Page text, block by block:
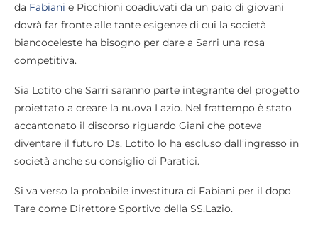
da Fabiani e Picchioni coadiuvati da un paio di giovani
dovrà far fronte alle tante esigenze di cui la società
biancoceleste ha bisogno per dare a Sarri una rosa
competitiva.
Sia Lotito che Sarri saranno parte integrante del progetto
proiettato a creare la nuova Lazio. Nel frattempo è stato
accantonato il discorso riguardo Giani che poteva
diventare il futuro Ds. Lotito lo ha escluso dall’ingresso in
società anche su consiglio di Paratici.
Si va verso la probabile investitura di Fabiani per il dopo
Tare come Direttore Sportivo della SS.Lazio.